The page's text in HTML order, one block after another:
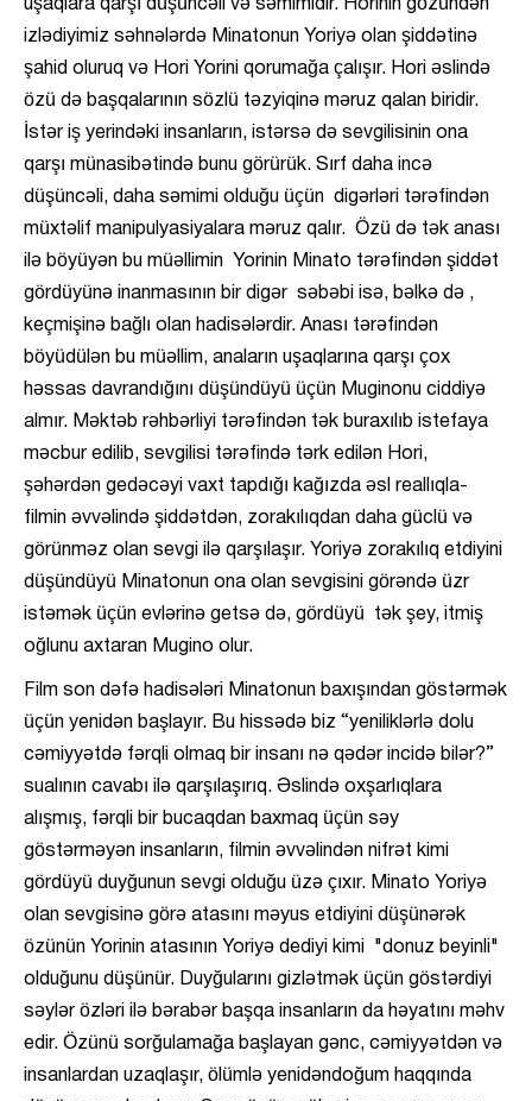
uşaqlara qarşı düşüncəli və səmimidir. Horinin gözündən
izlədiyimiz səhnələrdə Minatonun Yoriyə olan şiddətinə
şahid oluruq və Hori Yorini qorumağa çalışır. Hori əslində
özü də başqalarının sözlü təzyiqinə məruz qalan biridir.
İstər iş yerindəki insanların, istərsə də sevgilisinin ona
qarşı münasibətində bunu görürük. Sırf daha incə
düşüncəli, daha səmimi olduğu üçün digərləri tərəfindən
müxtəlif manipulyasiyalara məruz qalır. Özü də tək anası
ilə böyüyən bu müəllimin Yorinin Minato tərəfindən şiddət
gördüyünə inanmasının bir digər səbəbi isə, bəlkə də ,
keçmişinə bağlı olan hadisələrdir. Anası tərəfindən
böyüdülən bu müəllim, anaların uşaqlarına qarşı çox
həssas davrandığını düşündüyü üçün Muginonu ciddiyə
almır. Məktəb rəhbərliyi tərəfindən tək buraxılıb istefaya
məcbur edilib, sevgilisi tərəfində tərk edilən Hori,
şəhərdən gedəcəyi vaxt tapdığı kağızda əsl reallıqla-
filmin əvvəlində şiddətdən, zorakılıqdan daha güclü və
görünməz olan sevgi ilə qarşılaşır. Yoriyə zorakılıq etdiyini
düşündüyü Minatonun ona olan sevgisini görəndə üzr
istəmək üçün evlərinə getsə də, gördüyü tək şey, itmiş
oğlunu axtaran Mugino olur.
Film son dəfə hadisələri Minatonun baxışından göstərmək
üçün yenidən başlayır. Bu hissədə biz “yeniliklərlə dolu
cəmiyyətdə fərqli olmaq bir insanı nə qədər incidə bilər?”
sualının cavabı ilə qarşılaşırıq. Əslində oxşarlıqlara
alışmış, fərqli bir bucaqdan baxmaq üçün səy
göstərməyən insanların, filmin əvvəlindən nifrət kimi
gördüyü duyğunun sevgi olduğu üzə çıxır. Minato Yoriyə
olan sevgisinə görə atasını məyus etdiyini düşünərək
özünün Yorinin atasının Yoriyə dediyi kimi "donuz beyinli"
olduğunu düşünür. Duyğularını gizlətmək üçün göstərdiyi
səylər özləri ilə bərabər başqa insanların da həyatını məhv
edir. Özünü sorğulamağa başlayan gənc, cəmiyyətdən və
insanlardan uzaqlaşır, ölümlə yenidəndoğum haqqında